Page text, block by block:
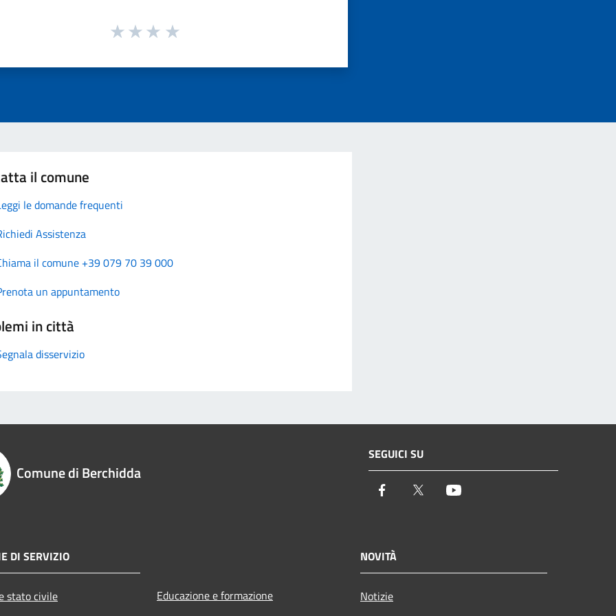
il comune
le domande frequenti
Assistenza
il comune +39 079 70 39 000
un appuntamento
in città
disservizio
Comune di Berchidda
SEGUICI SU
Facebook Twitter
DI SERVIZIO
stato civile
Educazione e formazione
NOVITÀ
Notizie